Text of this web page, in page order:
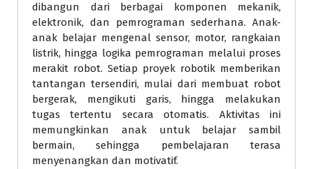
dibangun dari berbagai komponen mekanik,
elektronik, dan pemrograman sederhana. Anak-
anak belajar mengenal sensor, motor, rangkaian
listrik, hingga logika pemrograman melalui proses
merakit robot. Setiap proyek robotik memberikan
tantangan tersendiri, mulai dari membuat robot
bergerak, mengikuti garis, hingga melakukan
tugas tertentu secara otomatis. Aktivitas ini
memungkinkan anak untuk belajar sambil
bermain, sehingga pembelajaran terasa
menyenangkan dan motivatif.